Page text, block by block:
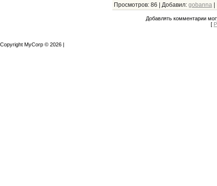
Просмотров: 86 | Добавил: gobanna |
Добавлять комментарии
[
Copyright MyCorp © 2026 |